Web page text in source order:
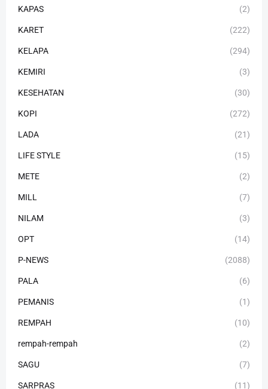
KAPAS (2)
KARET (222)
KELAPA (294)
KEMIRI (3)
KESEHATAN (30)
KOPI (272)
LADA (21)
LIFE STYLE (15)
METE (2)
MILL (7)
NILAM (3)
OPT (14)
P-NEWS (2088)
PALA (6)
PEMANIS (1)
REMPAH (10)
rempah-rempah (2)
SAGU (7)
SARPRAS (11)